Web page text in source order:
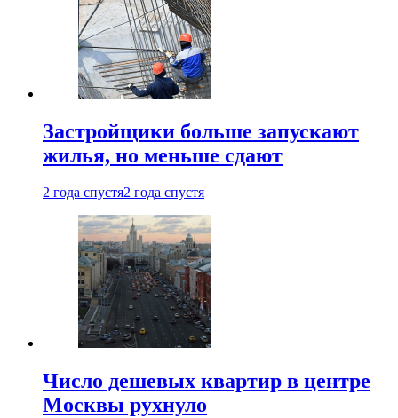
Застройщики больше запускают
жилья, но меньше сдают
2 года спустя2 года спустя
Число дешевых квартир в центре
Москвы рухнуло